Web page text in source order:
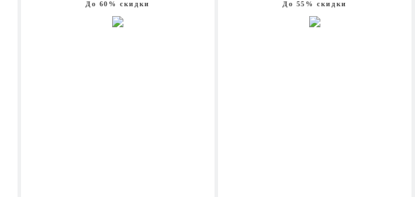
До 60% скидки До 55% скидки